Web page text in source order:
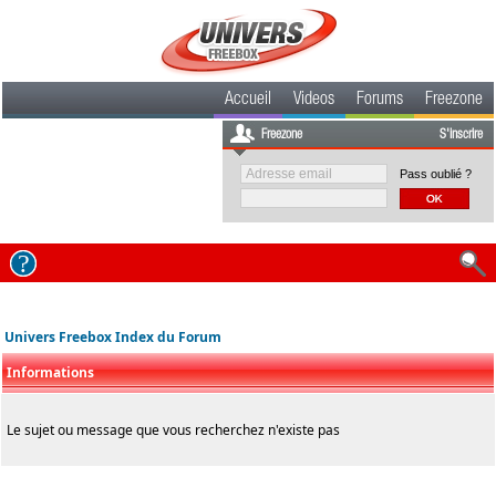
Accueil Videos Forums Freezone
Freezone S'inscrire
Pass oublié ?
Univers Freebox Index du Forum
Informations
Le sujet ou message que vous recherchez n'existe pas